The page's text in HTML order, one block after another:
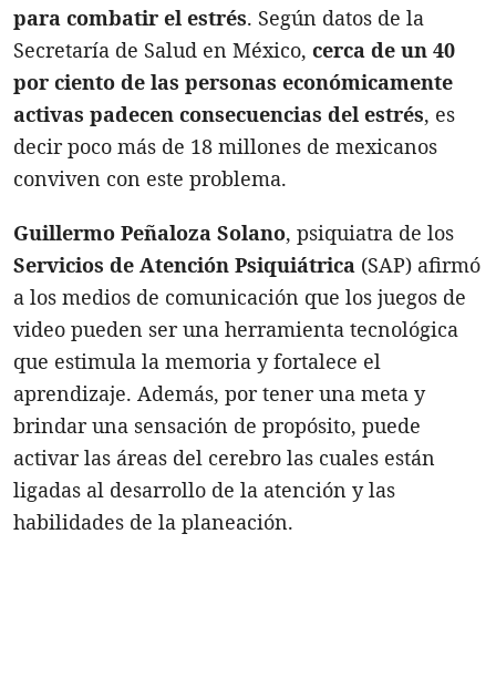
para combatir el estrés. Según datos de la
Secretaría de Salud en México, cerca de un 40
por ciento de las personas económicamente
activas padecen consecuencias del estrés, es
decir poco más de 18 millones de mexicanos
conviven con este problema.
Guillermo Peñaloza Solano, psiquiatra de los
Servicios de Atención Psiquiátrica (SAP) afirmó
a los medios de comunicación que los juegos de
video pueden ser una herramienta tecnológica
que estimula la memoria y fortalece el
aprendizaje. Además, por tener una meta y
brindar una sensación de propósito, puede
activar las áreas del cerebro las cuales están
ligadas al desarrollo de la atención y las
habilidades de la planeación.